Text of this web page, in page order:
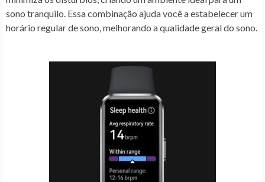
sono tranquilo. Essa combinação ajuda você a estabelecer um
horário regular de sono, melhorando a qualidade geral do sono.